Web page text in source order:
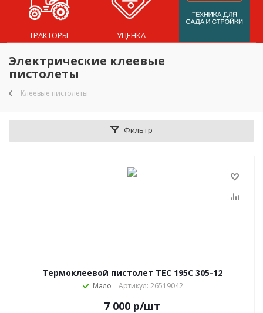
ТРАКТОРЫ УЦЕНКА
Электрические клеевые
пистолеты
Клеевые пистолеты
Фильтр
Термоклеевой пистолет TEC 195С 305-12
Мало Артикул: 26519042
7 000 р/шт